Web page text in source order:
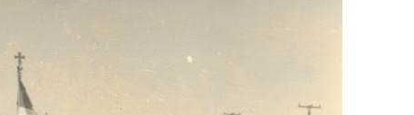
το κάψιμο των χωριών της Λίμνης Πλαστήρα από Ιταλούς και